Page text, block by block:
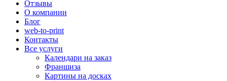
Отзывы
О компании
Блог
web-to-print
Контакты
Все услуги
Календари на заказ
Франшиза
Картины на досках